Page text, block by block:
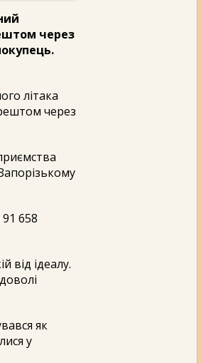
через
літака
через
658
від ідеалу.
як
у